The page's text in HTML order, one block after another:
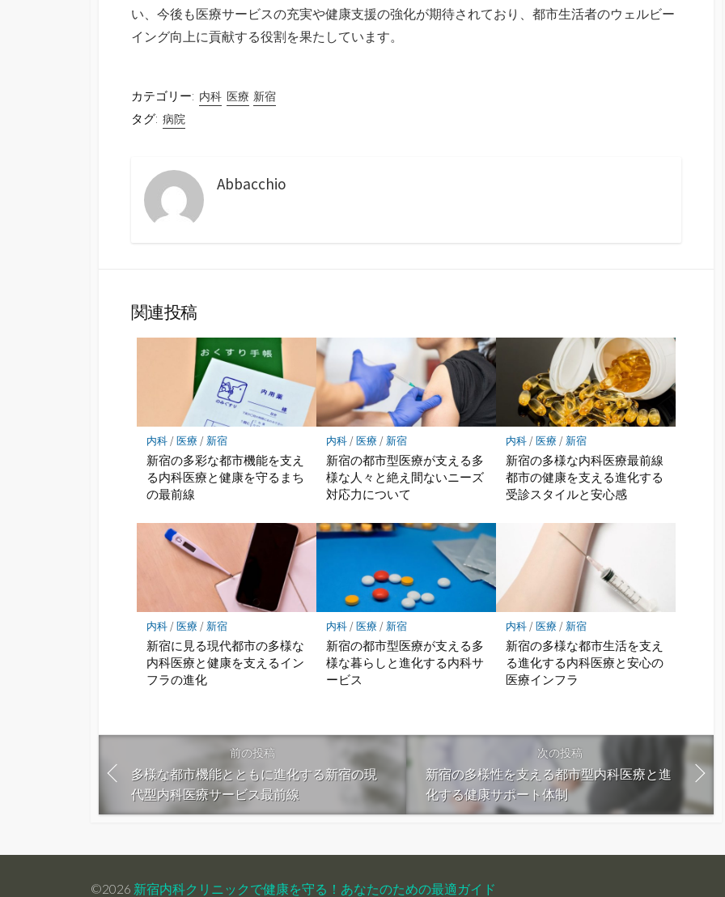
い、今後も医療サービスの充実や健康支援の強化が期待されており、都市生活者のウェルビー
イング向上に貢献する役割を果たしています。
カテゴリー: 内科 医療 新宿
タグ: 病院
Abbacchio
関連投稿
内科/ 医療/新宿
新宿の多彩な都市機能を支え
る内科医療と健康を守るまち
の最前線
内科/ 医療/新宿
新宿の都市型医療が支える多
様な人々と絶え間ないニーズ
対応力について
内科/ 医療/新宿
新宿の多様な内科医療最前線
都市の健康を支える進化する
受診スタイルと安心感
内科/ 医療/新宿
新宿に見る現代都市の多様な
内科医療と健康を支えるイン
フラの進化
内科/ 医療/新宿
新宿の都市型医療が支える多
様な暮らしと進化する内科サ
ービス
内科/ 医療/新宿
新宿の多様な都市生活を支え
る進化する内科医療と安心の
医療インフラ
前の投稿
多様な都市機能とともに進化する新宿の現
代型内科医療サービス最前線
次の投稿
新宿の多様性を支える都市型内科医療と進
化する健康サポート体制
©2026 新宿内科クリニックで健康を守る！あなたのための最適ガイド